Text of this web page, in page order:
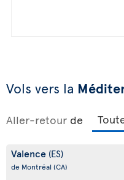
Vols vers la
Aller-retour de
Valence (ES)
de Montréal (CA)